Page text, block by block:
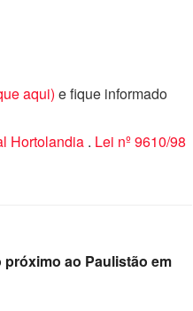
aqui) e fique informado
Hortolandia . Lei nº 9610/98
ao Paulistão em